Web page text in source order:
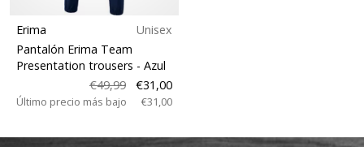
Erima
Unisex
Pantalón Erima Team
Presentation trousers - Azul
€49,99
€31,00
Último precio más bajo €31,00